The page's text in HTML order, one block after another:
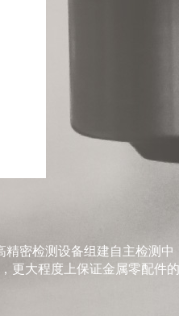
密检测设备组建自主检测中
更大程度上保证金属零配件的